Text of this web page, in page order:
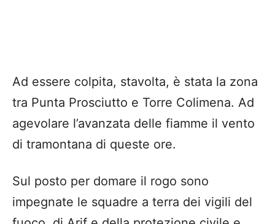
Ad essere colpita, stavolta, è stata la zona
tra Punta Prosciutto e Torre Colimena. Ad
agevolare l’avanzata delle fiamme il vento
di tramontana di queste ore.
Sul posto per domare il rogo sono
impegnate le squadre a terra dei vigili del